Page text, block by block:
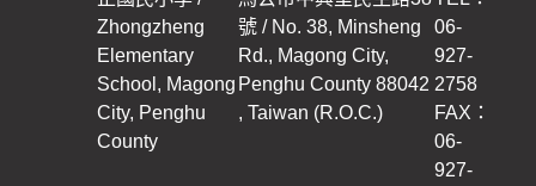
Zhongzheng
Elementary
School, Magong
City, Penghu
County
號 / No. 38, Minsheng
Rd., Magong City,
Penghu County 88042
, Taiwan (R.O.C.)
06-
927-
2758
FAX：
06-
927-